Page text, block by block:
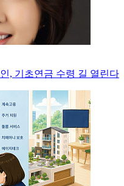
, 기초연금 수령 길 열린다